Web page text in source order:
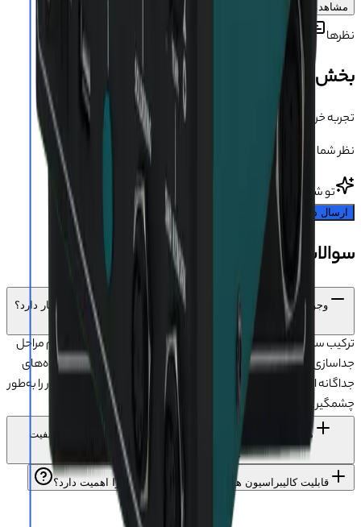
مشاهده بیشتر
نظرها دیدگاه کاربران درباره این محصول
بخش دیدگاه‌ها
تجربه خریدت رو بگو 💬
نظر شما می‌تونه به بقیه کمک کنه انتخاب مطمئن‌تری داشته باشن.
تو شروع کن!
ارسال دیدگاه
سوالات متداول محصول
وجود سپراتور، هیتر و هویه در یک دستگاه چه مزیتی برای تعمیرکار دارد؟
ترکیب سپراتور، هیتر و هویه در YIHUA 853 AAA باعث می‌شود تمام مراحل
جداسازی ال‌سی‌دی، تعویض آی‌سی و لحیم‌کاری بدون نیاز به دستگاه‌های
جداگانه انجام شود. این موضوع سرعت کار، دقت تعمیر و نظم میز کار را به‌طور
چشمگیری افزایش می‌دهد.
موتور مکنده و حداکثر باد 120 لیتر در دقیقه چه تاثیری روی کیفیت
جداسازی قطعات دارد؟
قابلیت کالیبراسیون هیتر در YIHUA 853 AAA چرا اهمیت دارد؟